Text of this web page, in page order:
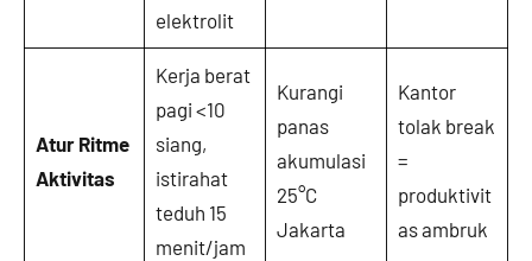
elektrolit
Atur Ritme
Aktivitas
Kerja berat
pagi <10
siang,
istirahat
teduh 15
menit/jam
Kurangi
panas
akumulasi
25°C
Jakarta
Kantor
tolak break
=
produktivit
as ambruk